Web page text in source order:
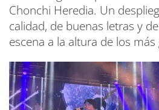
Chonchi Heredia. Un
calidad, de buenas letras y
escena a la altura de los más